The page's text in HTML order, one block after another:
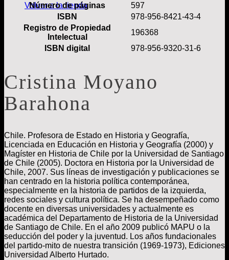
Volver a la tienda
Número de páginas
597
ISBN
978-956-8421-43-4
Registro de Propiedad
Intelectual
196368
ISBN digital
978-956-9320-31-6
Cristina Moyano
Barahona
Chile. Profesora de Estado en Historia y Geografía,
Licenciada en Educación en Historia y Geografía (2000) y
Magíster en Historia de Chile por la Universidad de Santiago
de Chile (2005). Doctora en Historia por la Universidad de
Chile, 2007. Sus líneas de investigación y publicaciones se
han centrado en la historia política contemporánea,
especialmente en la historia de partidos de la izquierda,
redes sociales y cultura política. Se ha desempeñado como
docente en diversas universidades y actualmente es
académica del Departamento de Historia de la Universidad
de Santiago de Chile. En el año 2009 publicó MAPU o la
seducción del poder y la juventud. Los años fundacionales
del partido-mito de nuestra transición (1969-1973), Ediciones
Universidad Alberto Hurtado.